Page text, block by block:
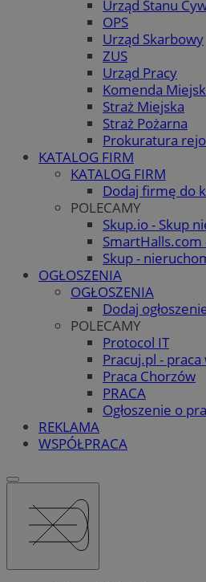
Urząd Stanu
OPS
Urząd Skarbowy
ZUS
Urząd Pracy
Komenda
Straż Miejska
Straż Pożarna
Prokuratura
KATALOG FIRM
KATALOG FIRM
Dodaj firmę do
POLECAMY
Skup.io - Skup
SmartHalls.com
Skup -
OGŁOSZENIA
OGŁOSZENIA
Dodaj
POLECAMY
Protocol IT
Pracuj.pl -
Praca Chorzów
PRACA
Ogłoszenie o
REKLAMA
WSPÓŁPRACA